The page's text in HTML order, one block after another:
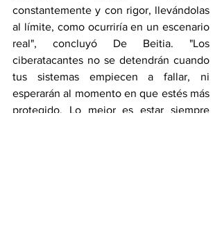
constantemente y con rigor, llevándolas
al límite, como ocurriría en un escenario
real", concluyó De Beitia. "Los
ciberatacantes no se detendrán cuando
tus sistemas empiecen a fallar, ni
esperarán al momento en que estés más
protegido. Lo mejor es estar siempre